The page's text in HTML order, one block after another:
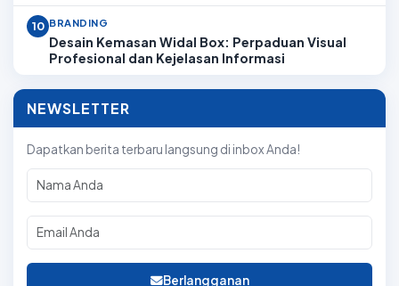
10 BRANDING
Desain Kemasan Widal Box: Perpaduan Visual
Profesional dan Kejelasan Informasi
NEWSLETTER
Dapatkan berita terbaru langsung di inbox Anda!
Berlangganan